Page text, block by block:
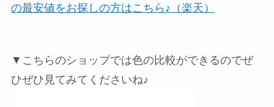
の最安値をお探しの方はこちら♪（楽天）
▼こちらのショップでは色の比較ができるのでぜ
ひぜひ見てみてくださいね♪